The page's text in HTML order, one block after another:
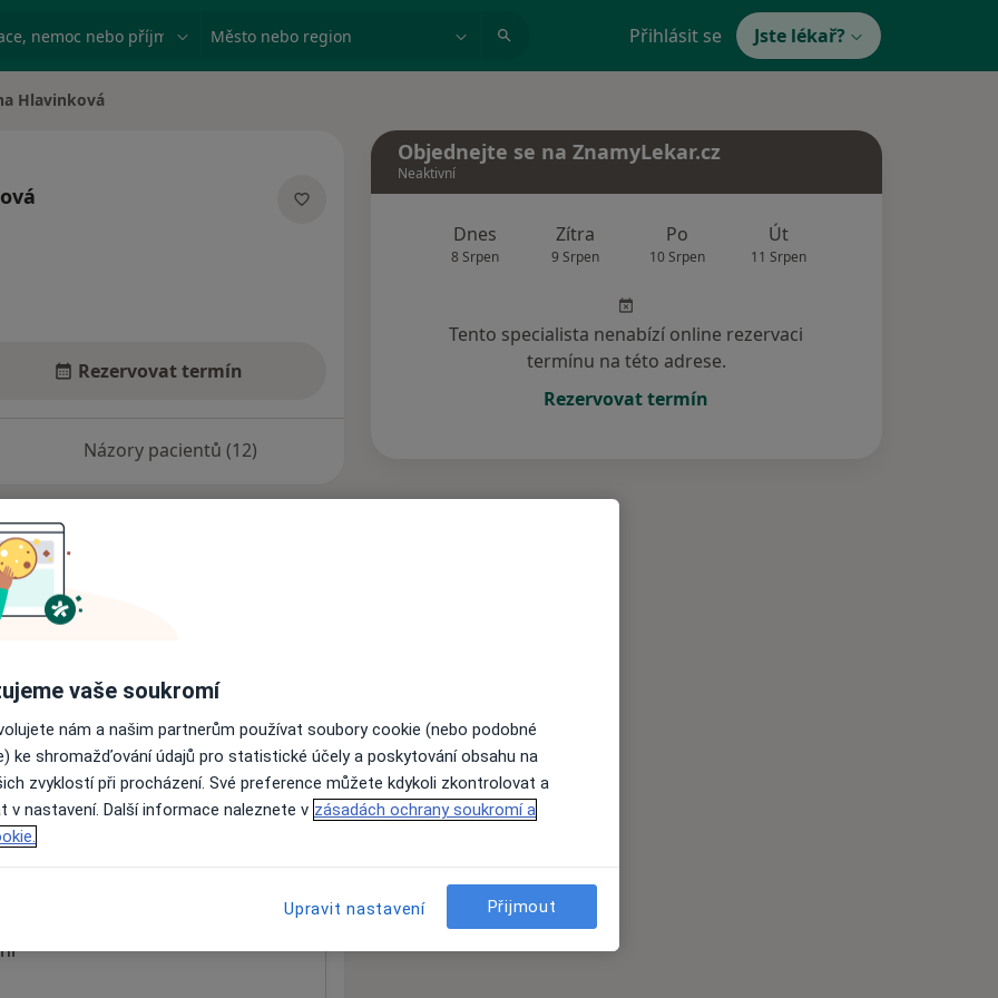
nemoc nebo příjmení Město nebo region Přihlásit se Jste lékař?
Hlavinková
Rezervovat termín
Názory pacientů (12)
nejsou k dispozici
informace o svých službách.
Objednejte se na ZnamyLekar.cz
Neaktivní
Dnes
8 Srpen
Zítra
9 Srpen
Po
10 Srpen
Út
11 Srpen
Tento specialista nenabízí online rezervaci
termínu na této adrese.
Rezervovat termín
vaše soukromí
nám a našim partnerům používat soubory cookie (nebo podobné
ke shromažďování údajů pro statistické účely a poskytování obsahu na
zvyklostí při procházení. Své preference můžete kdykoli zkontrolovat a
v nastavení. Další informace naleznete v zásadách ochrany soukromí a
Upravit nastavení Přijmout